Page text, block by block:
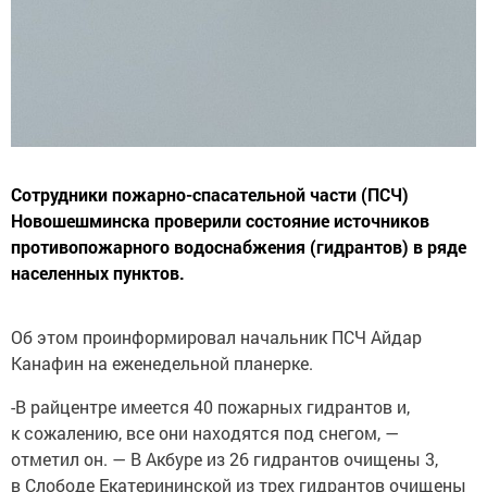
Сотрудники пожарно-спасательной части (ПСЧ)
Новошешминска проверили состояние источников
противопожарного водоснабжения (гидрантов) в ряде
населенных пунктов.
Об этом проинформировал начальник ПСЧ Айдар
Канафин на еженедельной планерке.
-В райцентре имеется 40 пожарных гидрантов и,
к сожалению, все они находятся под снегом, —
отметил он. — В Акбуре из 26 гидрантов очищены 3,
в Слободе Екатерининской из трех гидрантов очищены